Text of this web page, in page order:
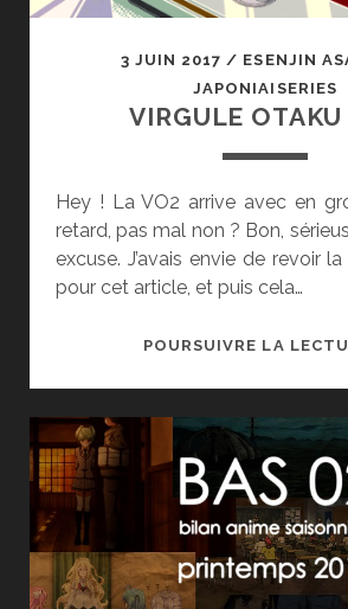
3 JUIN 2017 / ESENJIN
JAPONIAISERIES
VIRGULE
Hey ! La VO2 arrive avec en
retard, pas mal non ? Bon,
excuse. J’avais envie de revoir
pour cet article, et puis cela…
POURSUIVRE LA